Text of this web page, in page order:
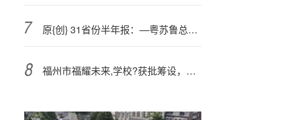
原{创} 31省份半年报：—粤苏鲁总量领跑 新兴产业成增长“新势力”
福州市福耀未来,学校?获批筹设，由曹德旺创立基金会发起